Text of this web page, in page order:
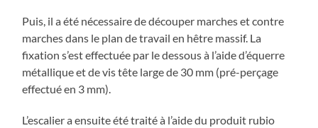
Puis, il a été nécessaire de découper marches et contre
marches dans le plan de travail en hêtre massif. La
fixation s’est effectuée par le dessous à l’aide d’équerre
métallique et de vis tête large de 30 mm (pré-perçage
effectué en 3 mm).
L’escalier a ensuite été traité à l’aide du produit rubio